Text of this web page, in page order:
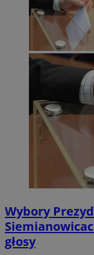
Wybory
głosy